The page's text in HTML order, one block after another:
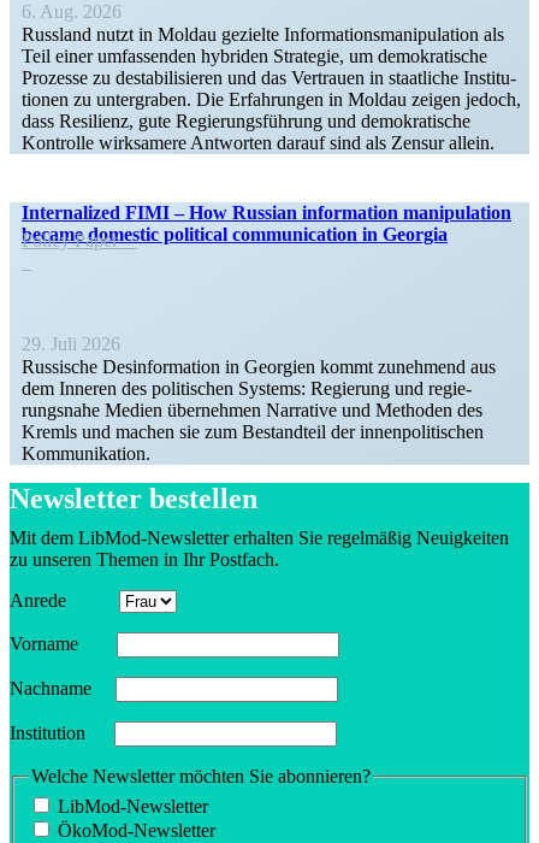
6. Aug. 2026
Russland nutzt in Moldau gezielte Infor­ma­ti­ons­ma­ni­pu­lation als
Teil einer umfas­senden hybriden Strategie, um demokra­tische
Prozesse zu desta­bi­li­sieren und das Vertrauen in staat­liche Insti­tu­
tionen zu unter­graben. Die Erfah­rungen in Moldau zeigen jedoch,
dass Resilienz, gute Regie­rungs­führung und demokra­tische
Kontrolle wirksamere Antworten darauf sind als Zensur allein.
Inter­na­lized FIMI – How Russian infor­mation manipu­lation
became domestic political commu­ni­cation in Georgia
Policy Paper
29. Juli 2026
Russische Desin­for­mation in Georgien kommt zunehmend aus
dem Inneren des politi­schen Systems: Regierung und regie­
rungsnahe Medien übernehmen Narrative und Methoden des
Kremls und machen sie zum Bestandteil der innen­po­li­ti­schen
Kommunikation.
Newsletter bestellen
Mit dem LibMod-Newsletter erhalten Sie regel­mäßig Neuig­keiten
zu unseren Themen in Ihr Postfach.
Anrede
Vorname
Nachname
Insti­tution
Welche Newsletter möchten Sie abonnieren?
LibMod-Newsletter
ÖkoMod-Newsletter